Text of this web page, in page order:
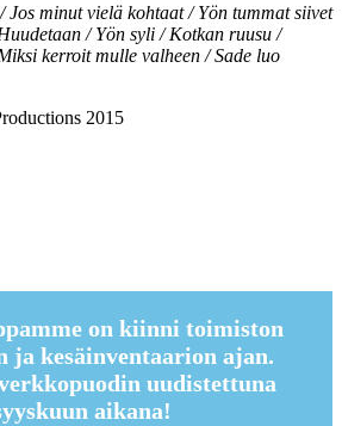
minut vielä kohtaat / Yön tummat siivet
/ Yön syli / Kotkan ruusu /
kerroit mulle valheen / Sade luo
2015
on kiinni toimiston
ja kesäinventaarion ajan.
uudistettuna
aikana!